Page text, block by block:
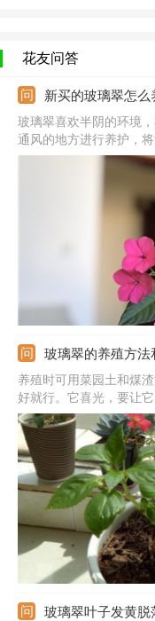
花友问答
新买的玻璃翠怎么
玻璃翠喜欢半阴的环境
通风的地方进行养护，
以让盆内出现积水的状
地缓盆。另外，需要暂
玻璃翠的养殖方法
养殖时可用菜园土和煤
好就行。它喜光，要让
夏季遮挡强光。生长季
与充足的养分，这样长
到室内保温。还要每两
玻璃翠叶子发黄脱